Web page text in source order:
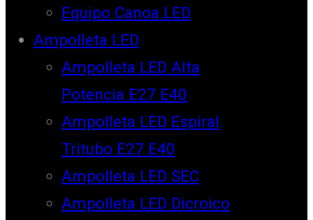
Equipo Canoa LED
Ampolleta LED
Ampolleta LED Alta
Potencia E27 E40
Ampolleta LED Espiral
Tritubo E27 E40
Ampolleta LED SEC
Ampolleta LED Dicroico